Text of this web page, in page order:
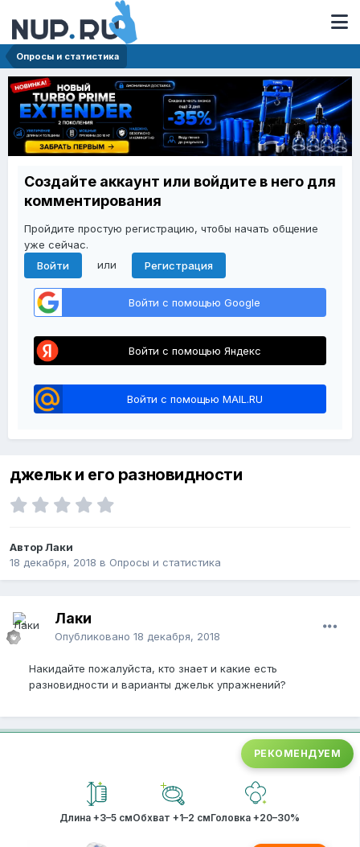
Опросы и статистика
Создайте аккаунт или войдите в него для
комментирования
Пройдите простую регистрацию, чтобы начать общение
уже сейчас.
Войти
или Регистрация
Войти с помощью Google
Войти с помощью Яндекс
Войти с помощью MAIL.RU
джельк и его разновидности
Автор Лаки
18 декабря, 2018 в Опросы и статистика
Лаки
Опубликовано 18 декабря, 2018
Накидайте пожалуйста, кто знает и какие есть
разновидности и варианты джельк упражнений?
РЕКОМЕНДУЕМ
Длина +3–5 смОбхват +1–2 смГоловка +20–30%